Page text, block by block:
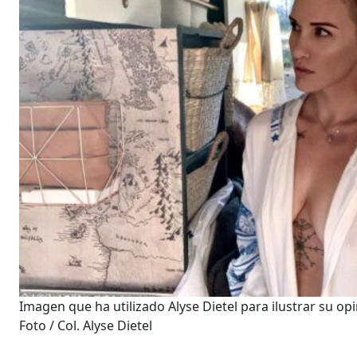
Imagen que ha utilizado Alyse Dietel para ilustrar su
Foto / Col. Alyse Dietel